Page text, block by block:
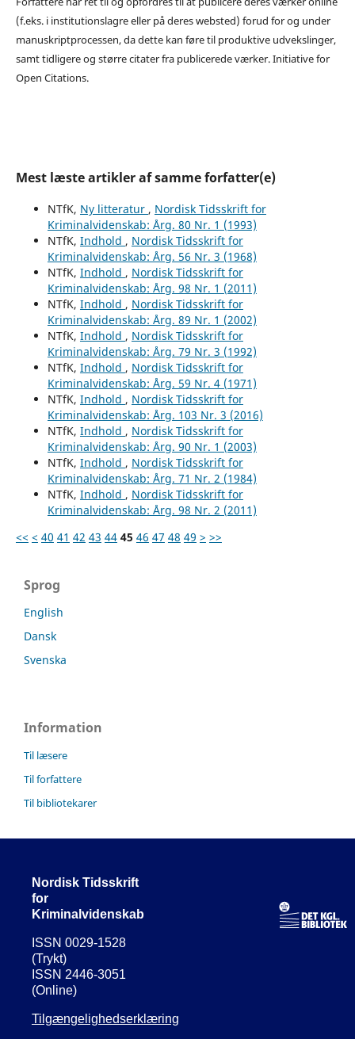
(f.eks. i institutionslagre eller på deres websted) forud for og under
manuskriptprocessen, da dette kan føre til produktive udvekslinger,
samt tidligere og større citater fra publicerede værker. Initiative for
Open Citations.
Mest læste artikler af samme forfatter(e)
NTfK, Ny litteratur , Nordisk Tidsskrift for
Kriminalvidenskab: Årg. 80 Nr. 1 (1993)
NTfK, Indhold , Nordisk Tidsskrift for
Kriminalvidenskab: Årg. 56 Nr. 3 (1968)
NTfK, Indhold , Nordisk Tidsskrift for
Kriminalvidenskab: Årg. 98 Nr. 1 (2011)
NTfK, Indhold , Nordisk Tidsskrift for
Kriminalvidenskab: Årg. 89 Nr. 1 (2002)
NTfK, Indhold , Nordisk Tidsskrift for
Kriminalvidenskab: Årg. 79 Nr. 3 (1992)
NTfK, Indhold , Nordisk Tidsskrift for
Kriminalvidenskab: Årg. 59 Nr. 4 (1971)
NTfK, Indhold , Nordisk Tidsskrift for
Kriminalvidenskab: Årg. 103 Nr. 3 (2016)
NTfK, Indhold , Nordisk Tidsskrift for
Kriminalvidenskab: Årg. 90 Nr. 1 (2003)
NTfK, Indhold , Nordisk Tidsskrift for
Kriminalvidenskab: Årg. 71 Nr. 2 (1984)
NTfK, Indhold , Nordisk Tidsskrift for
Kriminalvidenskab: Årg. 98 Nr. 2 (2011)
<< < 40 41 42 43 44 45 46 47 48 49 > >>
Sprog
English
Dansk
Svenska
Information
Til læsere
Til forfattere
Til bibliotekarer
Nordisk Tidsskrift
for
Kriminalvidenskab
ISSN 0029-1528
(Trykt)
ISSN 2446-3051
(Online)
Tilgængelighedserklæring